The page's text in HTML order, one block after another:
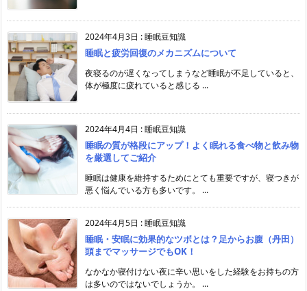
2024年4月3日 :睡眠豆知識
睡眠と疲労回復のメカニズムについて
夜寝るのが遅くなってしまうなど睡眠が不足していると、
体が極度に疲れていると感じる ...
2024年4月4日 :睡眠豆知識
睡眠の質が格段にアップ！よく眠れる食べ物と飲み物
を厳選してご紹介
睡眠は健康を維持するためにとても重要ですが、寝つきが
悪く悩んでいる方も多いです。 ...
2024年4月5日 :睡眠豆知識
睡眠・安眠に効果的なツボとは？足からお腹（丹田）
頭までマッサージでもOK！
なかなか寝付けない夜に辛い思いをした経験をお持ちの方
は多いのではないでしょうか。 ...